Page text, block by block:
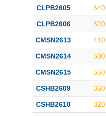
CLPB2605 640
CLPB2606 520
CMSN2613 410
CMSN2614 500
CMSN2615 550
CSHB2609 350
CSHB2610 320